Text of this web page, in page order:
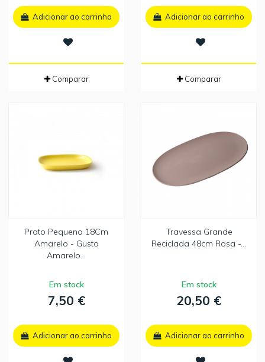
Adicionar ao carrinho
Comparar
Adicionar ao carrinho
Comparar
Prato Pequeno 18Cm
Amarelo - Gusto
Amarelo...
Em stock
7,50 €
Adicionar ao carrinho
Travessa Grande
Reciclada 48cm Rosa -...
Em stock
20,50 €
Adicionar ao carrinho